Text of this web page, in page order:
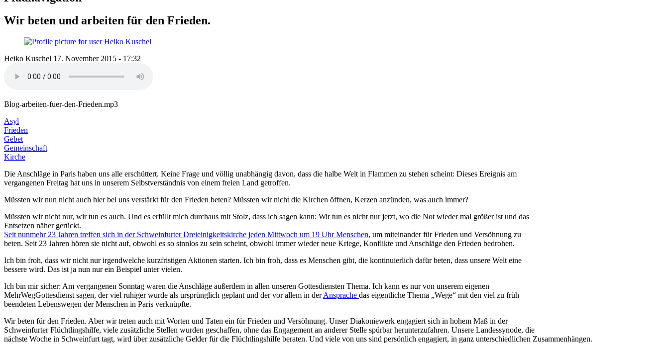
Wir beten und arbeiten für den Frieden.
Heiko Kuschel 17. November 2015 - 17:32
Blog-arbeiten-fuer-den-Frieden.mp3
Asyl
Frieden
Gebet
Gemeinschaft
Kirche
Die Anschläge in Paris haben uns alle erschüttert. Keine Frage und völlig unabhängig davon, dass die halbe Welt in Flammen zu stehen scheint: Dieses Ereignis am
vergangenen Freitag hat uns in unserem Selbstverständnis von einem freien Land getroffen.
Müssten wir nun nicht auch hier bei uns verstärkt für den Frieden beten? Müssten wir nicht die Kirchen öffnen, Kerzen anzünden, was auch immer?
Müssten wir nicht nur, wir tun es auch. Und es erfüllt mich durchaus mit Stolz, dass ich sagen kann: Wir tun es nicht nur jetzt, wo die Not wieder mal größer ist und das
Entsetzen näher gerückt.
Seit nunmehr 23 Jahren treffen sich in der Schweinfurter Dreieinigkeitskirche jeden Mittwoch um 19 Uhr Menschen, um miteinander für Frieden und Versöhnung zu
beten. Seit 23 Jahren hören sie nicht auf, obwohl es so sinnlos zu sein scheint, obwohl immer wieder neue Kriege, Konflikte und Anschläge den Frieden bedrohen.
Ich bin froh, dass wir nicht nur irgendwelche kurzfristigen Aktionen starten. Ich bin froh, dass es Menschen gibt, die kontinuierlich dafür beten, dass unsere Welt eine
bessere wird. Das ist ja nun nur ein Beispiel unter vielen.
Ich bin mir sicher: Am vergangenen Sonntag waren die Anschläge außerdem in allen unseren Gottesdiensten Thema. Ich kann es nur von unserem eigenen
MehrWegGottesdienst sagen, der viel ruhiger wurde als ursprünglich geplant und der vor allem in derAnsprache das eigentliche Thema „Wege“ mit den viel zu früh
beendeten Lebenswegen der Menschen in Paris verknüpfte.
Wir beten für den Frieden. Aber wir treten auch mit Worten und Taten ein für Frieden und Versöhnung. Unser Diakoniewerk engagiert sich in hohem Maß in der
Schweinfurter Flüchtlingshilfe, viele zusätzliche Stellen wurden geschaffen, ohne das Engagement an anderer Stelle spürbar herunterzufahren. Unsere Landessynode, die
nächste Woche in Schweinfurt tagt, wird über zusätzliche Gelder für die Flüchtlingshilfe beraten. Und viele von uns sind persönlich engagiert, in ganz unterschiedlichen Zusammenhängen.